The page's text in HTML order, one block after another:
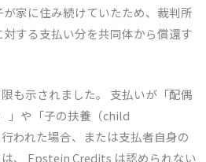
家に住み続けていたため、裁判所
する支払い分を共同体から償還す
も示されました。 支払いが「配偶
」や「子の扶養（child
われた場合、または支払者自身の
、 Epstein Credits は認められない